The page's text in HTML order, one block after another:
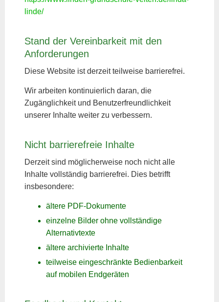
linde/
Stand der Vereinbarkeit mit den
Anforderungen
Diese Website ist derzeit teilweise barrierefrei.
Wir arbeiten kontinuierlich daran, die
Zugänglichkeit und Benutzerfreundlichkeit
unserer Inhalte weiter zu verbessern.
Nicht barrierefreie Inhalte
Derzeit sind möglicherweise noch nicht alle
Inhalte vollständig barrierefrei. Dies betrifft
insbesondere:
ältere PDF-Dokumente
einzelne Bilder ohne vollständige
Alternativtexte
ältere archivierte Inhalte
teilweise eingeschränkte Bedienbarkeit
auf mobilen Endgeräten